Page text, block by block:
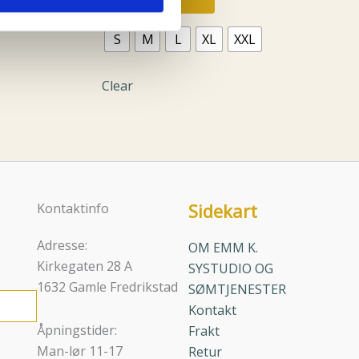
flere
produktsiden
S M L XL XXL
Clear
Kontaktinfo
Adresse:
Kirkegaten 28 A
1632 Gamle Fredrikstad
Åpningstider:
Man-lør 11-17
Sidekart
OM EMM K.
SYSTUDIO OG
SØMTJENESTER
Kontakt
Frakt
Retur